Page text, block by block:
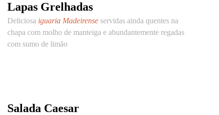
Lapas Grelhadas
Deliciosa iguaria Madeirense servidas ainda quentes na
chapa com molho de manteiga e abundantemente regadas
com sumo de limão
Salada Caesar